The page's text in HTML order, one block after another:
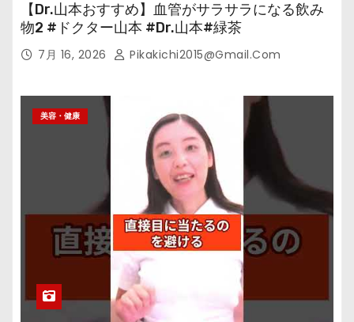
【Dr.山本おすすめ】血管がサラサラになる飲み
物2 #ドクター山本 #Dr.山本#緑茶
7月 16, 2026 Pikakichi2015@gmail.com
美容・健康